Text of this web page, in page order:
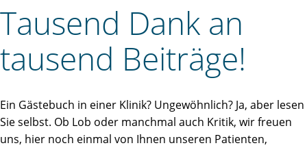
Tausend Dank an
tausend Beiträge!
Ein Gästebuch in einer Klinik? Ungewöhnlich? Ja, aber lesen
Sie selbst. Ob Lob oder manchmal auch Kritik, wir freuen
uns, hier noch einmal von Ihnen unseren Patienten,